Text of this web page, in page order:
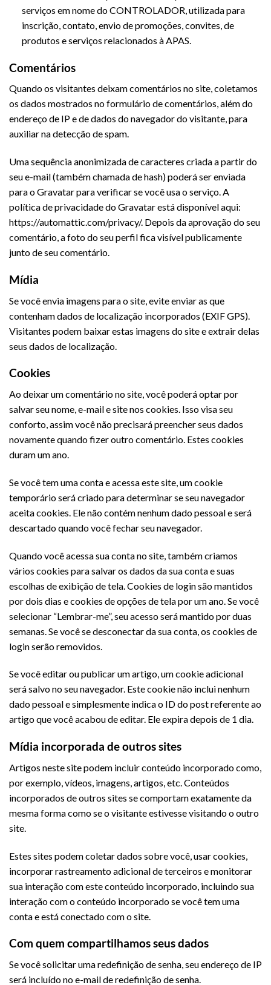
serviços em nome do CONTROLADOR, utilizada para
inscrição, contato, envio de promoções, convites, de
produtos e serviços relacionados à APAS.
Comentários
Quando os visitantes deixam comentários no site, coletamos
os dados mostrados no formulário de comentários, além do
endereço de IP e de dados do navegador do visitante, para
auxiliar na detecção de spam.
Uma sequência anonimizada de caracteres criada a partir do
seu e-mail (também chamada de hash) poderá ser enviada
para o Gravatar para verificar se você usa o serviço. A
política de privacidade do Gravatar está disponível aqui:
https://automattic.com/privacy/. Depois da aprovação do seu
comentário, a foto do seu perfil fica visível publicamente
junto de seu comentário.
Mídia
Se você envia imagens para o site, evite enviar as que
contenham dados de localização incorporados (EXIF GPS).
Visitantes podem baixar estas imagens do site e extrair delas
seus dados de localização.
Cookies
Ao deixar um comentário no site, você poderá optar por
salvar seu nome, e-mail e site nos cookies. Isso visa seu
conforto, assim você não precisará preencher seus dados
novamente quando fizer outro comentário. Estes cookies
duram um ano.
Se você tem uma conta e acessa este site, um cookie
temporário será criado para determinar se seu navegador
aceita cookies. Ele não contém nenhum dado pessoal e será
descartado quando você fechar seu navegador.
Quando você acessa sua conta no site, também criamos
vários cookies para salvar os dados da sua conta e suas
escolhas de exibição de tela. Cookies de login são mantidos
por dois dias e cookies de opções de tela por um ano. Se você
selecionar “Lembrar-me”, seu acesso será mantido por duas
semanas. Se você se desconectar da sua conta, os cookies de
login serão removidos.
Se você editar ou publicar um artigo, um cookie adicional
será salvo no seu navegador. Este cookie não inclui nenhum
dado pessoal e simplesmente indica o ID do post referente ao
artigo que você acabou de editar. Ele expira depois de 1 dia.
Mídia incorporada de outros sites
Artigos neste site podem incluir conteúdo incorporado como,
por exemplo, vídeos, imagens, artigos, etc. Conteúdos
incorporados de outros sites se comportam exatamente da
mesma forma como se o visitante estivesse visitando o outro
site.
Estes sites podem coletar dados sobre você, usar cookies,
incorporar rastreamento adicional de terceiros e monitorar
sua interação com este conteúdo incorporado, incluindo sua
interação com o conteúdo incorporado se você tem uma
conta e está conectado com o site.
Com quem compartilhamos seus dados
Se você solicitar uma redefinição de senha, seu endereço de IP
será incluído no e-mail de redefinição de senha.